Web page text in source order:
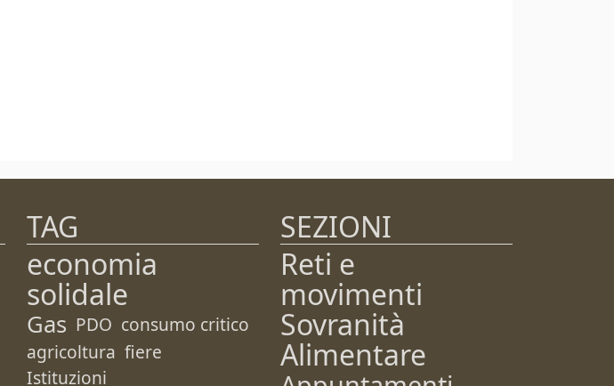
TAG
economia
solidale
Gas PDO consumo critico
agricoltura fiere
Istituzioni
SEZIONI
Reti e
movimenti
Sovranità
Alimentare